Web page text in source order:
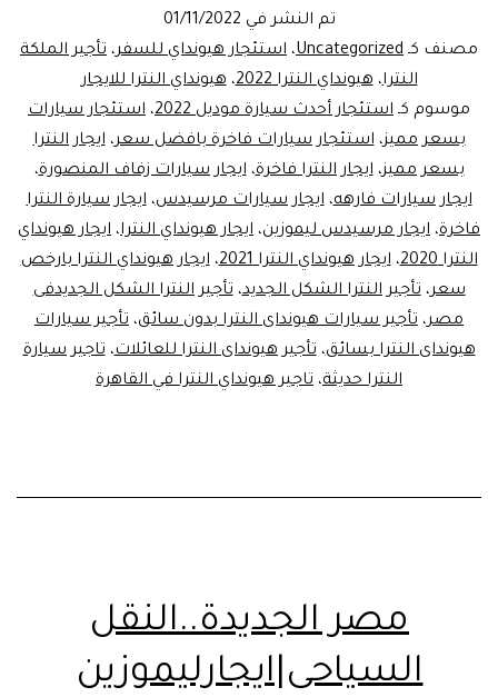
مصر
تم النشر في 01/11/2022
مصنف كـ Uncategorized، استئجار هيونداي للسفر، تأجير الملكة
النترا،هيونداي النترا 2022 ،هيونداي النترا للايجار
موسوم كـ استئجار أحدث سيارة موديل 2022 ، استئجار سيارات
بسعر مميز،استئجار سيارات فاخرة بافضل سعر،ايجار النترا
بسعر مميز،ايجار النترا فاخرة،ايجار سيارات زفاف المنصورة،
ايجار سيارات فارهه،ايجار سيارات مرسيدس،ايجار سيارة النترا
فاخرة، ايجار مرسيدس ليموزين، ايجار هيونداي النترا، ايجار هيونداي
النترا 2020
،ايجار هيونداي النترا 2021 ،ايجار هيونداي النترا بارخص
سعر،تأجير النترا الشكل الجديد،تأجير النترا الشكل الجديدفى
مصر، تأجير سيارات هيونداى النترا بدون سائق، تأجير سيارات
هيونداى النترا بسائق،تأجير هيونداى النترا للعائلات،تاجير سيارة
النترا حديثة، تاجير هيونداي النترا في القاهرة
مصر الجديدة..النقل
السياحى|ايجارليموزين